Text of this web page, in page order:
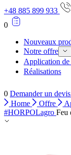
+48 885 899 933
0
Nouveaux
Notre offre
Application
Réalisations
0 Demander un devis
Home
Offre
#HORPOLagro Feu
Les